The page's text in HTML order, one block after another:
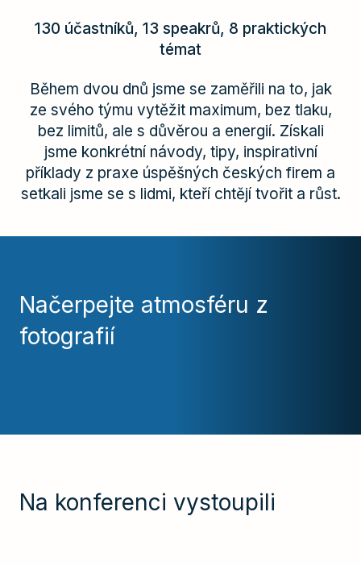
130 účastníků, 13 speakrů, 8 praktických
témat
Během dvou dnů jsme se zaměřili na to, jak
ze svého týmu vytěžit maximum, bez tlaku,
bez limitů, ale s důvěrou a energií. Získali
jsme konkrétní návody, tipy, inspirativní
příklady z praxe úspěšných českých firem a
setkali jsme se s lidmi, kteří chtějí tvořit a růst.
Načerpejte atmosféru z
fotografií
Na konferenci vystoupili